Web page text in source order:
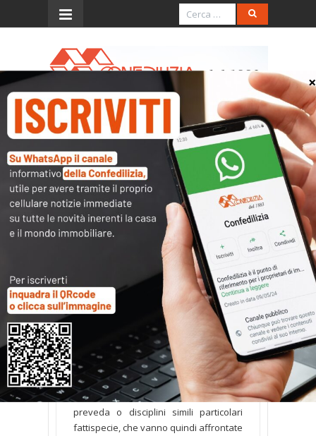
Menu
Tende comuni
Quesito
Si domanda a chi competa la spesa per
lo smontaggio e il successivo
rimontaggio di una tenda solare di
proprietà di un condomino, la cui
installazione a suo tempo era stata
autorizzata dal condominio. Tale
intervento è necessario in quanto la
tenda intralcia l’esecuzione di lavori
condominiali.
Parere
Non esiste alcuna norma specifica che
preveda o disciplini simili particolari
fattispecie, che vanno quindi affrontate